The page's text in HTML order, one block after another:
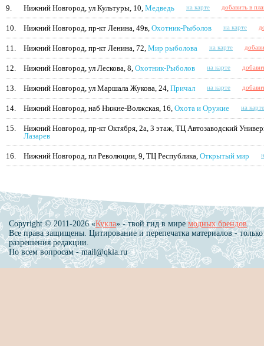
9. Нижний Новгород, ул Культуры, 10, Медведь на карте добавить в
10. Нижний Новгород, пр-кт Ленина, 49в, Охотник-Рыболов на карте
11. Нижний Новгород, пр-кт Ленина, 72, Мир рыболова на карте
12. Нижний Новгород, ул Лескова, 8, Охотник-Рыболов на карте
13. Нижний Новгород, ул Маршала Жукова, 24, Причал на карте
14. Нижний Новгород, наб Нижне-Волжская, 16, Охота и Оружие на карте
15.
Нижний Новгород, пр-кт Октября, 2а, 3 этаж, ТЦ Автозаводский
Лазарев
16. Нижний Новгород, пл Революции, 9, ТЦ Республика, Открытый мир
Copyright © 2011-2026 «Кукла» - твой гид в миремодных брендов.
Все права защищены. Цитирование и перепечатка материалов - только
разрешения редакции.
По всем вопросам - mail@qkla.ru